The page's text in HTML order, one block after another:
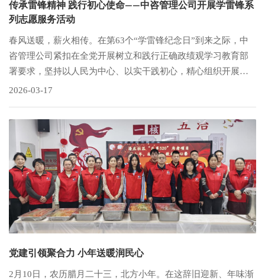
传承雷锋精神 践行初心使命——中咨管理公司开展学雷锋系
列志愿服务活动
春风送暖，薪火相传。在第63个“学雷锋纪念日”到来之际，中
咨管理公司紧扣在全党开展树立和践行正确政绩观学习教育部
署要求，坚持以人民为中心、以实干践初心，精心组织开展学
雷锋系列志愿服务活动。公司各部门、各事业部积极响应、广
明实践等一线服务，以实际行动弘扬志愿精神、彰显央企担
当，推动学习教育成果转化为服务群众、奉献社会的生动实
践。
2026-03-17
党建引领聚合力 小年送暖润民心
2月10日，农历腊月二十三，北方小年。在这辞旧迎新、年味渐